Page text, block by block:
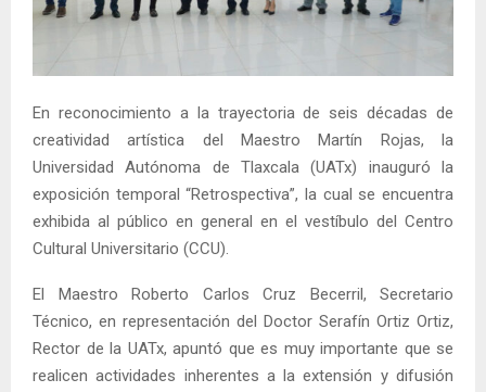
En reconocimiento a la trayectoria de seis décadas de
creatividad artística del Maestro Martín Rojas, la
Universidad Autónoma de Tlaxcala (UATx) inauguró la
exposición temporal “Retrospectiva”, la cual se encuentra
exhibida al público en general en el vestíbulo del Centro
Cultural Universitario (CCU).
El Maestro Roberto Carlos Cruz Becerril, Secretario
Técnico, en representación del Doctor Serafín Ortiz Ortiz,
Rector de la UATx, apuntó que es muy importante que se
realicen actividades inherentes a la extensión y difusión